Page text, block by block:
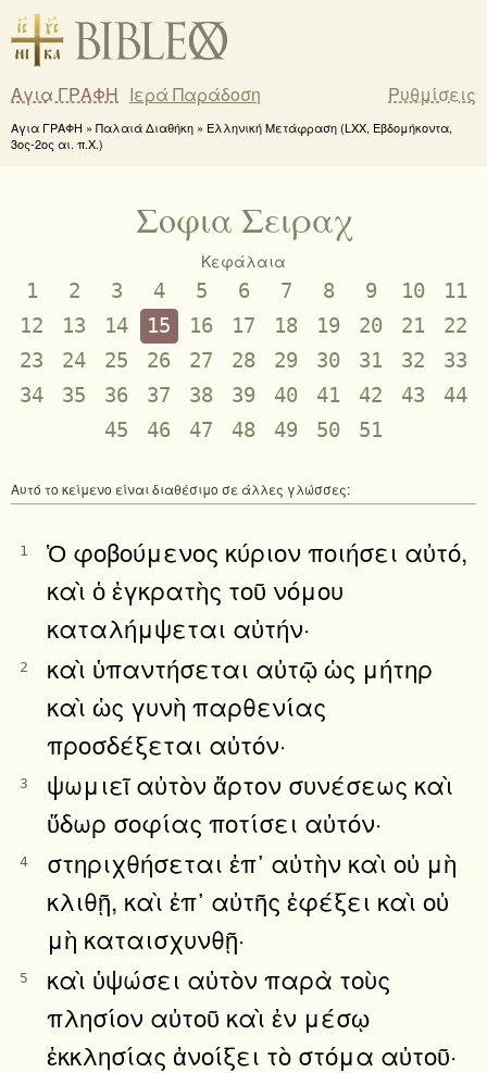
Αγια ΓΡΑΦΗ Ιερά Παράδοση Ρυθμίσεις
Αγια ΓΡΑΦΗ » Παλαιά Διαθήκη » Ελληνική Μετάφραση (LXX, Εβδομήκοντα,
3ος-2ος αι. π.Χ.)
Σοφια Σειραχ
Κεφάλαια
1 2 3 4 5 6 7 8 9 10
11
12
13 14 15 16 17 18 19 20 21
22
23
24 25 26 27 28 29 30 31 32
33
34
35 36 37 38 39 40 41 42 43
44
45
46 47 48 49 50 51
Αυτό το κείμενο είναι διαθέσιμο σε άλλες γλώσσες:
1
Ὁ φοβούμενος κύριον ποιήσει αὐτό,
καὶ ὁ ἐγκρατὴς τοῦ νόμου
καταλήμψεται αὐτήν·
2
καὶ ὑπαντήσεται αὐτῷ ὡς μήτηρ
καὶ ὡς γυνὴ παρθενίας
προσδέξεται αὐτόν·
3
ψωμιεῖ αὐτὸν ἄρτον συνέσεως καὶ
ὕδωρ σοφίας ποτίσει αὐτόν·
4
στηριχθήσεται ἐπ᾿ αὐτὴν καὶ οὐ μὴ
κλιθῇ, καὶ ἐπ᾿ αὐτῆς ἐφέξει καὶ οὐ
μὴ καταισχυνθῇ·
5
καὶ ὑψώσει αὐτὸν παρὰ τοὺς
πλησίον αὐτοῦ καὶ ἐν μέσῳ
ἐκκλησίας ἀνοίξει τὸ στόμα αὐτοῦ·